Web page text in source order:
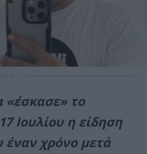
«έσκασε» το
Ιουλίου η είδηση
έναν χρόνο μετά